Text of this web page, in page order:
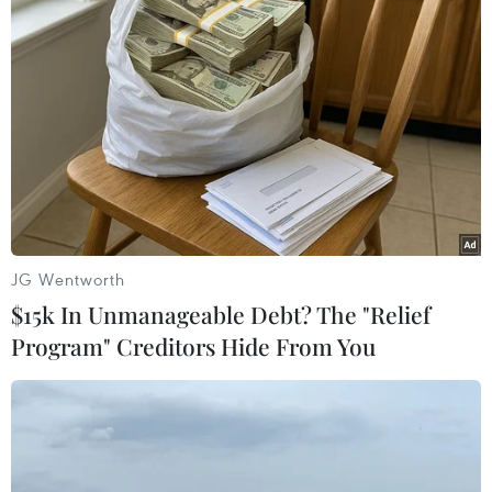
Canada, Mỹ đàm phán thỏa
thuận thương mại tạm thời
nhằm hạ nhiệt căng thẳng
07/08/2026 23:53
Tổng thống đắc cử của
Colombia Abelardo De La
Espriella nhậm chức
07/08/2026 23:12
Mỹ chi hơn 2,2 tỷ USD mua
người nhập cư trái phép
Canada áp dụng biện pháp
tủ lavabo nhập khẩu
JG Wentworth
$15k In Unmanageable Debt? The "Relief
Program" Creditors Hide From You